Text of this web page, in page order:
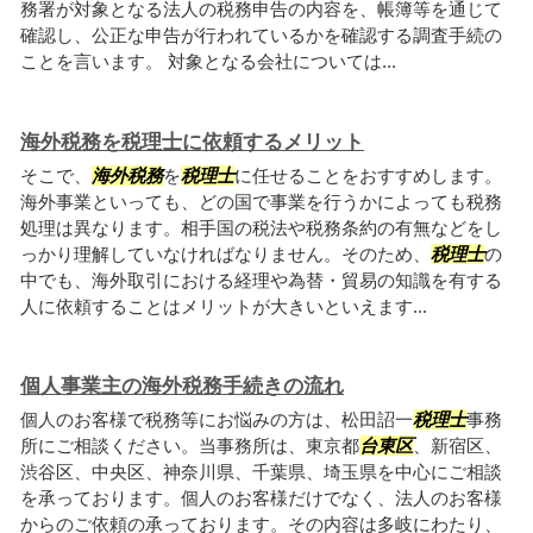
務署が対象となる法人の税務申告の内容を、帳簿等を通じて
確認し、公正な申告が行われているかを確認する調査手続の
ことを言います。 対象となる会社については...
海外税務を税理士に依頼するメリット
そこで、 海外税務を税理士に任せることをおすすめします。
海外事業といっても、どの国で事業を行うかによっても税務
処理は異なります。相手国の税法や税務条約の有無などをし
っかり理解していなければなりません。そのため、 税理士の
中でも、海外取引における経理や為替・貿易の知識を有する
人に依頼することはメリットが大きいといえます...
個人事業主の海外税務手続きの流れ
個人のお客様で税務等にお悩みの方は、松田詔一税理士事務
所にご相談ください。当事務所は、東京都台東区、新宿区、
渋谷区、中央区、神奈川県、千葉県、埼玉県を中心にご相談
を承っております。個人のお客様だけでなく、法人のお客様
からのご依頼の承っております。その内容は多岐にわたり、